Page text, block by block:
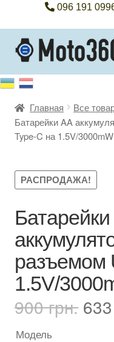
096 191
Перейти
к
навигации
Перейти
к
содержимому
+38 096 191 0996
Категории
Гарантия
Оплата, доставка
Контакты
Отзывы
Главная Все
Батарейки AA
Type-C на 1.5V/
РАСПРОДАЖА!
разъемом
1.5V/
900грн. 633
Модель